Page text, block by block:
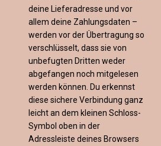
deine Lieferadresse und vor
allem deine Zahlungsdaten –
werden vor der Übertragung so
verschlüsselt, dass sie von
unbefugten Dritten weder
abgefangen noch mitgelesen
werden können. Du erkennst
diese sichere Verbindung ganz
leicht an dem kleinen Schloss-
Symbol oben in der
Adressleiste deines Browsers